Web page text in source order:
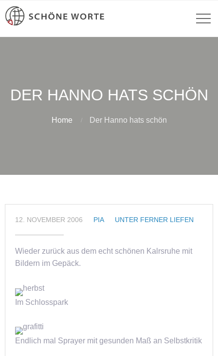
DER HANNO HATS SCHÖN
Home Der Hanno hats schön
12. NOVEMBER 2006 PIA UNTER FERNER LIEFEN
Wieder zurück aus dem echt schönen Kalrsruhe mit
Bildern im Gepäck.
Im Schlosspark
Endlich mal Sprayer mit gesunden Maß an Selbstkritik